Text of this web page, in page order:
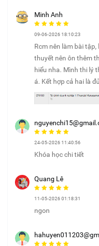
Minh Anh
09-06-2026 18:10:23
Rcm nên làm bài
thuyết nên ôn thêm
hiểu nha. Mình thi lý
á. Kết hợp cả hai là
24-05-2026 11:40:56
Khóa học chi tiết
Quang Lê
11-05-2026 01:18:31
ngon